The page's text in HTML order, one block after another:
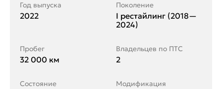
Год выпуска
2022
Поколение
I рестайлинг (2018—
2024)
Пробег
32 000 км
Владельцев по ПТС
2
Состояние Модификация